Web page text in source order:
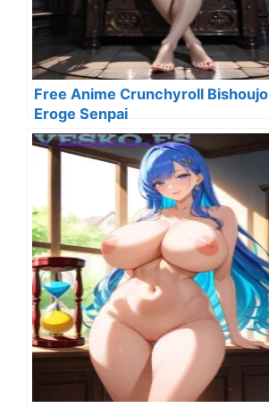
Free Anime Crunchyroll Bishoujo
Eroge Senpai